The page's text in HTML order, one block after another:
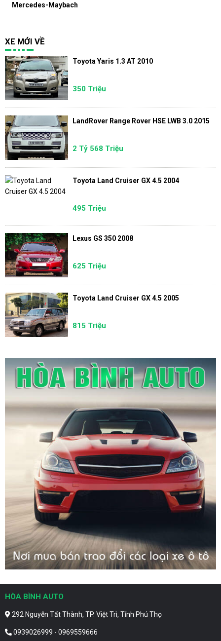
Mercedes-Maybach
XE MỚI VỀ
Toyota Yaris 1.3 AT 2010
350 Triệu
LandRover Range Rover HSE LWB 3.0 2015
2 Tỷ 568 Triệu
Toyota Land Cruiser GX 4.5 2004
495 Triệu
Lexus GS 350 2008
625 Triệu
Toyota Land Cruiser GX 4.5 2005
815 Triệu
HÒA BÌNH AUTO
292 Nguyễn Tất Thành, TP. Việt Trì, Tỉnh Phú Thọ
0939026999 - 0969559666